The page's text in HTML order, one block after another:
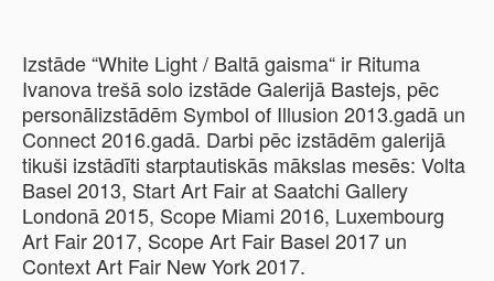
Izstāde “White Light / Baltā gaisma“ ir Rituma
Ivanova trešā solo izstāde Galerijā Bastejs, pēc
personālizstādēm Symbol of Illusion 2013.gadā un
Connect 2016.gadā. Darbi pēc izstādēm galerijā
tikuši izstādīti starptautiskās mākslas mesēs: Volta
Basel 2013, Start Art Fair at Saatchi Gallery
Londonā 2015, Scope Miami 2016, Luxembourg
Art Fair 2017, Scope Art Fair Basel 2017 un
Context Art Fair New York 2017.